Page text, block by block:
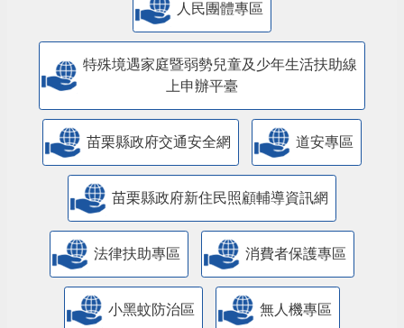
人民團體專區
特殊境遇家庭暨弱勢兒童及少年生活扶助線
上申辦平臺
苗栗縣政府交通安全網 道安專區
苗栗縣政府新住民照顧輔導資訊網
法律扶助專區 消費者保護專區
小黑蚊防治區 無人機專區